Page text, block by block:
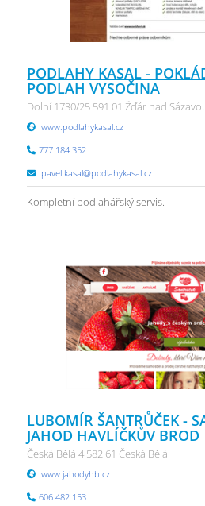
PODLAHY KASAL -
PODLAH VYSOČINA
Dolní 1730/25 591 01 Žďár nad
www.podlahykasal.cz
777 184 352
pavel.kasal@podlahykasal.cz
Kompletní podlahářský servis.
LUBOMÍR ŠANTRŮČEK -
JAHOD HAVLÍČKŮV BROD
Česká Bělá 4 582 61 Česká Bělá
www.jahodyhb.cz
606 482 153